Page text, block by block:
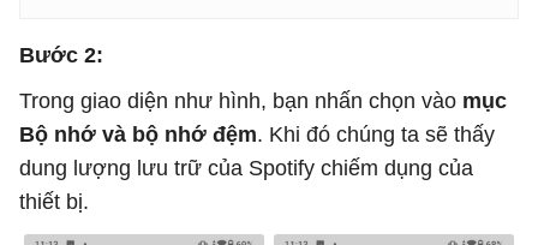
Bước 2:
Trong giao diện như hình, bạn nhấn chọn vào mục
Bộ nhớ và bộ nhớ đệm. Khi đó chúng ta sẽ thấy
dung lượng lưu trữ của Spotify chiếm dụng của
thiết bị.